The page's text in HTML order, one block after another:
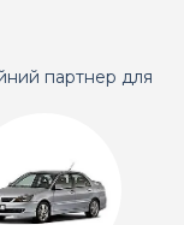
партнер для